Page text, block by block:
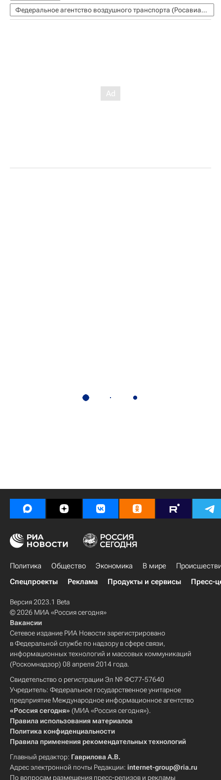
Федеральное агентство воздушного транспорта (Росавиация)
Политика Общество Экономика В мире
Спецпроекты
Реклама Продукты и сервисы Пресс-
Версия 2023.1 Beta
© 2026 МИА «Россия сегодня»
Вакансии
Сетевое издание РИА Новости зарегистрировано
в Федеральной службе по надзору в сфере связи,
информационных технологий и массовых коммуникаций
(Роскомнадзор) 08 апреля 2014 года.
Свидетельство о регистрации Эл № ФС77-57640
Учредитель: Федеральное государственное унитарное
предприятие Международное информационное агентство
«Россия сегодня» (МИА «Россия сегодня»).
Правила использования материалов
Политика конфиденциальности
Правила применения рекомендательных технологий
Главный редактор: Гаврилова А.В.
Адрес электронной почты Редакции: internet-group@ria.ru
По вопросам размещения пресс-релизов и рекламы